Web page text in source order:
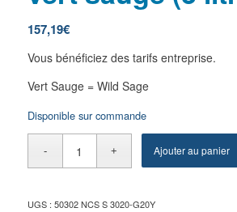
157,19€
Vous bénéficiez des tarifs entreprise.
Vert Sauge = Wild Sage
Disponible sur commande
Ajouter au panier
UGS : 50302 NCS S 3020-G20Y